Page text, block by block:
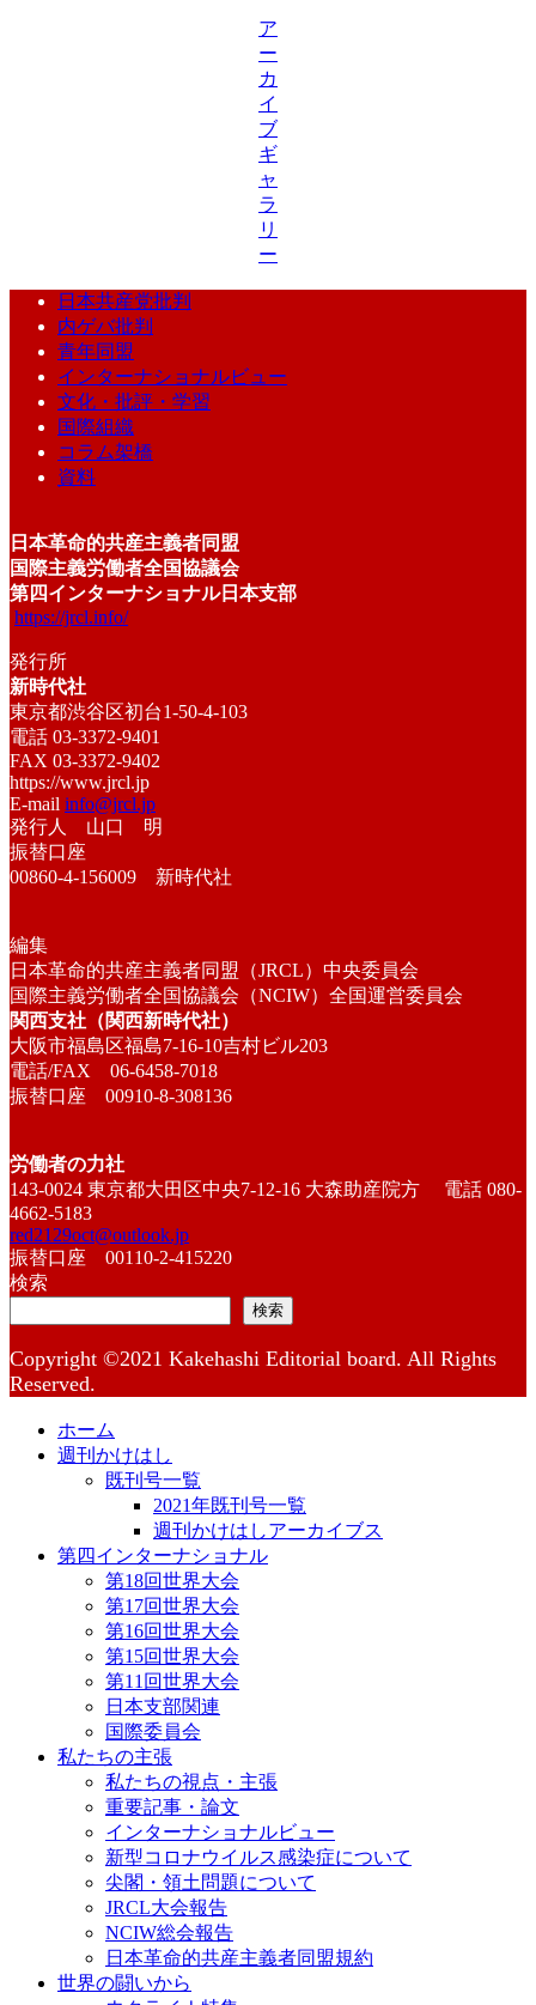
ア
ー
カ
イ
ブ
ギ
ャ
ラ
リ
ー
日本共産党批判
内ゲバ批判
青年同盟
インターナショナルビュー
文化・批評・学習
国際組織
コラム架橋
資料
日本革命的共産主義者同盟
国際主義労働者全国協議会
第四インターナショナル日本支部
https://jrcl.info/
発行所
新時代社
東京都渋谷区初台1-50-4-103
電話 03-3372-9401
FAX 03-3372-9402
https://www.jrcl.jp
E-mail info@jrcl.jp
発行人 山口 明
振替口座
00860-4-156009 新時代社
編集
日本革命的共産主義者同盟（JRCL）中央委員会
国際主義労働者全国協議会（NCIW）全国運営委員会
関西支社（関西新時代社）
大阪市福島区福島7-16-10吉村ビル203
電話/FAX 06-6458-7018
振替口座 00910-8-308136
労働者の力社
143-0024 東京都大田区中央7-12-16 大森助産院方 電話 080-
4662-5183
red2129oct@outlook.jp
振替口座 00110-2-415220
検索
検索
Copyright ©2021 Kakehashi Editorial board. All Rights
Reserved.
ホーム
週刊かけはし
既刊号一覧
2021年既刊号一覧
週刊かけはしアーカイブス
第四インターナショナル
第18回世界大会
第17回世界大会
第16回世界大会
第15回世界大会
第11回世界大会
日本支部関連
国際委員会
私たちの主張
私たちの視点・主張
重要記事・論文
インターナショナルビュー
新型コロナウイルス感染症について
尖閣・領土問題について
JRCL大会報告
NCIW総会報告
日本革命的共産主義者同盟規約
世界の闘いから